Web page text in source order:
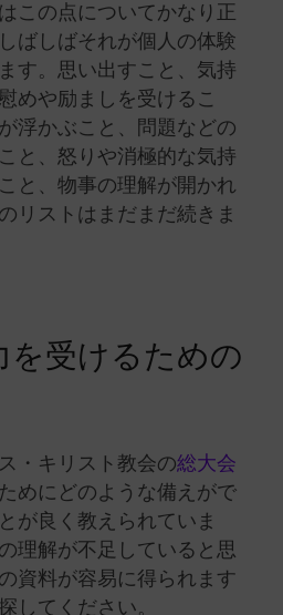
この点についてかなり正
ばしばそれが個人の体験
す。思い出すこと、気持
めや励ましを受けるこ
浮かぶこと、問題などの
と、怒りや消極的な気持
と、物事の理解が開かれ
リストはまだまだ続きま
を受けるための
・キリスト教会の総大会
めにどのような備えがで
が良く教えられていま
理解が不足していると思
資料が容易に得られます
してください。